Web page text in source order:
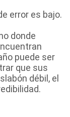
error es bajo.
donde
puede ser
que sus
débil, el